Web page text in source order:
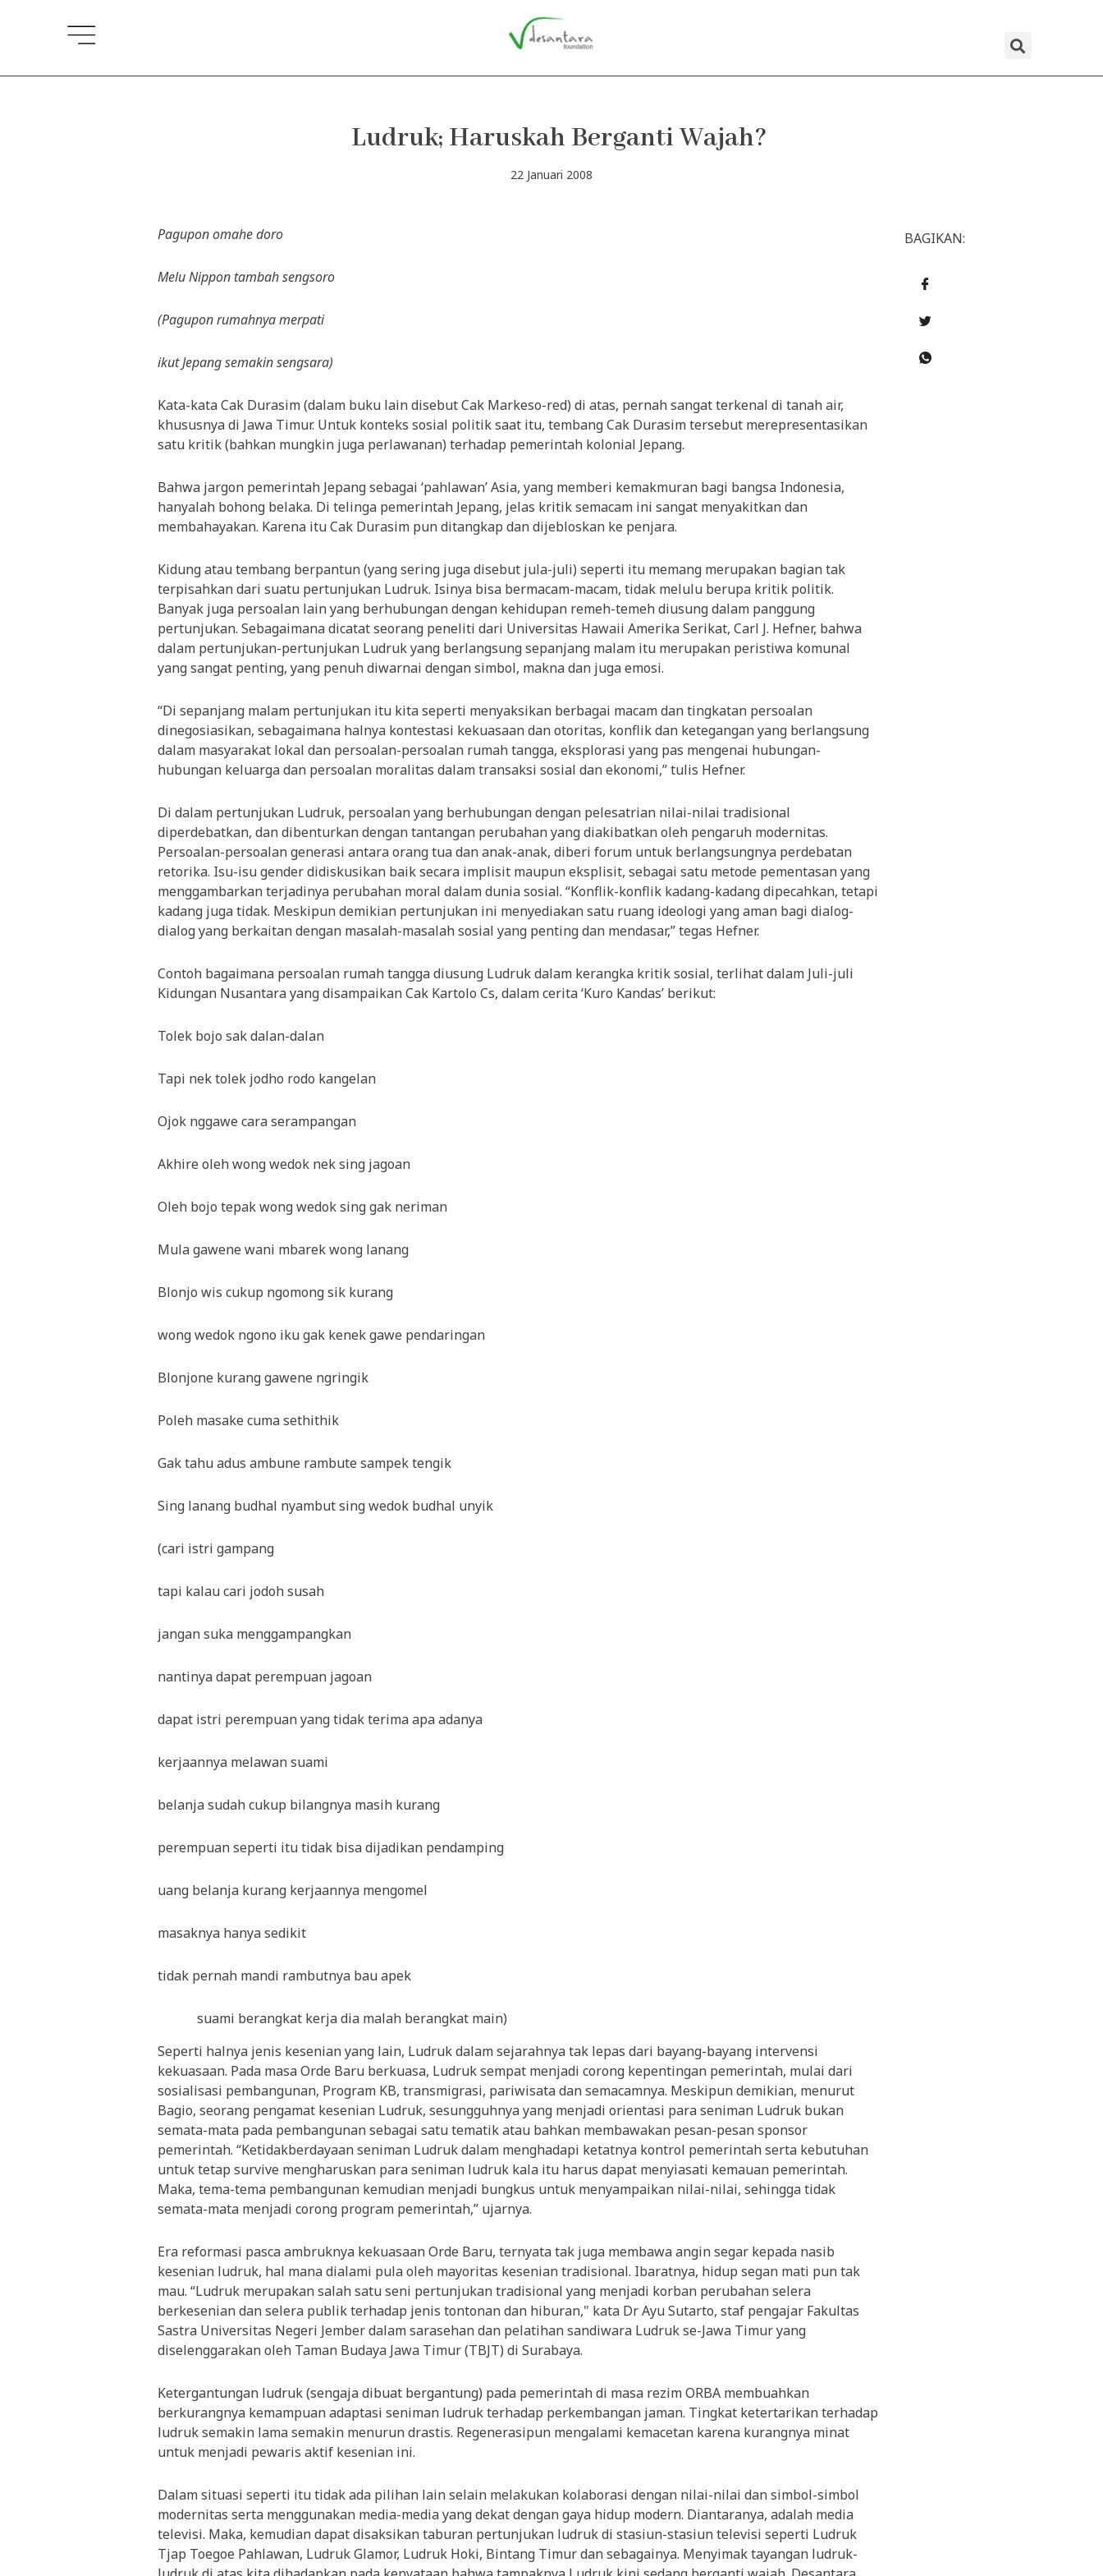
Ludruk; Haruskah Berganti Wajah?
22 Januari 2008
Pagupon omahe doro
Melu Nippon tambah sengsoro
(Pagupon rumahnya merpati
ikut Jepang semakin sengsara)
Kata-kata Cak Durasim (dalam buku lain disebut Cak Markeso-red) di atas, pernah sangat terkenal di tanah air,
khususnya di Jawa Timur. Untuk konteks sosial politik saat itu, tembang Cak Durasim tersebut merepresentasikan
satu kritik (bahkan mungkin juga perlawanan) terhadap pemerintah kolonial Jepang.
Bahwa jargon pemerintah Jepang sebagai ‘pahlawan’ Asia, yang memberi kemakmuran bagi bangsa Indonesia,
hanyalah bohong belaka. Di telinga pemerintah Jepang, jelas kritik semacam ini sangat menyakitkan dan
membahayakan. Karena itu Cak Durasim pun ditangkap dan dijebloskan ke penjara.
Kidung atau tembang berpantun (yang sering juga disebut jula-juli) seperti itu memang merupakan bagian tak
terpisahkan dari suatu pertunjukan Ludruk. Isinya bisa bermacam-macam, tidak melulu berupa kritik politik.
Banyak juga persoalan lain yang berhubungan dengan kehidupan remeh-temeh diusung dalam panggung
pertunjukan. Sebagaimana dicatat seorang peneliti dari Universitas Hawaii Amerika Serikat, Carl J. Hefner, bahwa
dalam pertunjukan-pertunjukan Ludruk yang berlangsung sepanjang malam itu merupakan peristiwa komunal
yang sangat penting, yang penuh diwarnai dengan simbol, makna dan juga emosi.
“Di sepanjang malam pertunjukan itu kita seperti menyaksikan berbagai macam dan tingkatan persoalan
dinegosiasikan, sebagaimana halnya kontestasi kekuasaan dan otoritas, konflik dan ketegangan yang berlangsung
dalam masyarakat lokal dan persoalan-persoalan rumah tangga, eksplorasi yang pas mengenai hubungan-
hubungan keluarga dan persoalan moralitas dalam transaksi sosial dan ekonomi,” tulis Hefner.
Di dalam pertunjukan Ludruk, persoalan yang berhubungan dengan pelesatrian nilai-nilai tradisional
diperdebatkan, dan dibenturkan dengan tantangan perubahan yang diakibatkan oleh pengaruh modernitas.
Persoalan-persoalan generasi antara orang tua dan anak-anak, diberi forum untuk berlangsungnya perdebatan
retorika. Isu-isu gender didiskusikan baik secara implisit maupun eksplisit, sebagai satu metode pementasan yang
menggambarkan terjadinya perubahan moral dalam dunia sosial. “Konflik-konflik kadang-kadang dipecahkan, tetapi
kadang juga tidak. Meskipun demikian pertunjukan ini menyediakan satu ruang ideologi yang aman bagi dialog-
dialog yang berkaitan dengan masalah-masalah sosial yang penting dan mendasar,” tegas Hefner.
Contoh bagaimana persoalan rumah tangga diusung Ludruk dalam kerangka kritik sosial, terlihat dalam Juli-juli
Kidungan Nusantara yang disampaikan Cak Kartolo Cs, dalam cerita ‘Kuro Kandas’ berikut:
Tolek bojo sak dalan-dalan
Tapi nek tolek jodho rodo kangelan
Ojok nggawe cara serampangan
Akhire oleh wong wedok nek sing jagoan
Oleh bojo tepak wong wedok sing gak neriman
Mula gawene wani mbarek wong lanang
Blonjo wis cukup ngomong sik kurang
wong wedok ngono iku gak kenek gawe pendaringan
Blonjone kurang gawene ngringik
Poleh masake cuma sethithik
Gak tahu adus ambune rambute sampek tengik
Sing lanang budhal nyambut sing wedok budhal unyik
(cari istri gampang
tapi kalau cari jodoh susah
jangan suka menggampangkan
nantinya dapat perempuan jagoan
dapat istri perempuan yang tidak terima apa adanya
kerjaannya melawan suami
belanja sudah cukup bilangnya masih kurang
perempuan seperti itu tidak bisa dijadikan pendamping
uang belanja kurang kerjaannya mengomel
masaknya hanya sedikit
tidak pernah mandi rambutnya bau apek
suami berangkat kerja dia malah berangkat main)
Seperti halnya jenis kesenian yang lain, Ludruk dalam sejarahnya tak lepas dari bayang-bayang intervensi
kekuasaan. Pada masa Orde Baru berkuasa, Ludruk sempat menjadi corong kepentingan pemerintah, mulai dari
sosialisasi pembangunan, Program KB, transmigrasi, pariwisata dan semacamnya. Meskipun demikian, menurut
Bagio, seorang pengamat kesenian Ludruk, sesungguhnya yang menjadi orientasi para seniman Ludruk bukan
semata-mata pada pembangunan sebagai satu tematik atau bahkan membawakan pesan-pesan sponsor
pemerintah. “Ketidakberdayaan seniman Ludruk dalam menghadapi ketatnya kontrol pemerintah serta kebutuhan
untuk tetap survive mengharuskan para seniman ludruk kala itu harus dapat menyiasati kemauan pemerintah.
Maka, tema-tema pembangunan kemudian menjadi bungkus untuk menyampaikan nilai-nilai, sehingga tidak
semata-mata menjadi corong program pemerintah,” ujarnya.
Era reformasi pasca ambruknya kekuasaan Orde Baru, ternyata tak juga membawa angin segar kepada nasib
kesenian ludruk, hal mana dialami pula oleh mayoritas kesenian tradisional. Ibaratnya, hidup segan mati pun tak
mau. “Ludruk merupakan salah satu seni pertunjukan tradisional yang menjadi korban perubahan selera
berkesenian dan selera publik terhadap jenis tontonan dan hiburan," kata Dr Ayu Sutarto, staf pengajar Fakultas
Sastra Universitas Negeri Jember dalam sarasehan dan pelatihan sandiwara Ludruk se-Jawa Timur yang
diselenggarakan oleh Taman Budaya Jawa Timur (TBJT) di Surabaya.
Ketergantungan ludruk (sengaja dibuat bergantung) pada pemerintah di masa rezim ORBA membuahkan
berkurangnya kemampuan adaptasi seniman ludruk terhadap perkembangan jaman. Tingkat ketertarikan terhadap
ludruk semakin lama semakin menurun drastis. Regenerasipun mengalami kemacetan karena kurangnya minat
untuk menjadi pewaris aktif kesenian ini.
Dalam situasi seperti itu tidak ada pilihan lain selain melakukan kolaborasi dengan nilai-nilai dan simbol-simbol
modernitas serta menggunakan media-media yang dekat dengan gaya hidup modern. Diantaranya, adalah media
televisi. Maka, kemudian dapat disaksikan taburan pertunjukan ludruk di stasiun-stasiun televisi seperti Ludruk
Tjap Toegoe Pahlawan, Ludruk Glamor, Ludruk Hoki, Bintang Timur dan sebagainya. Menyimak tayangan ludruk-
BAGIKAN: